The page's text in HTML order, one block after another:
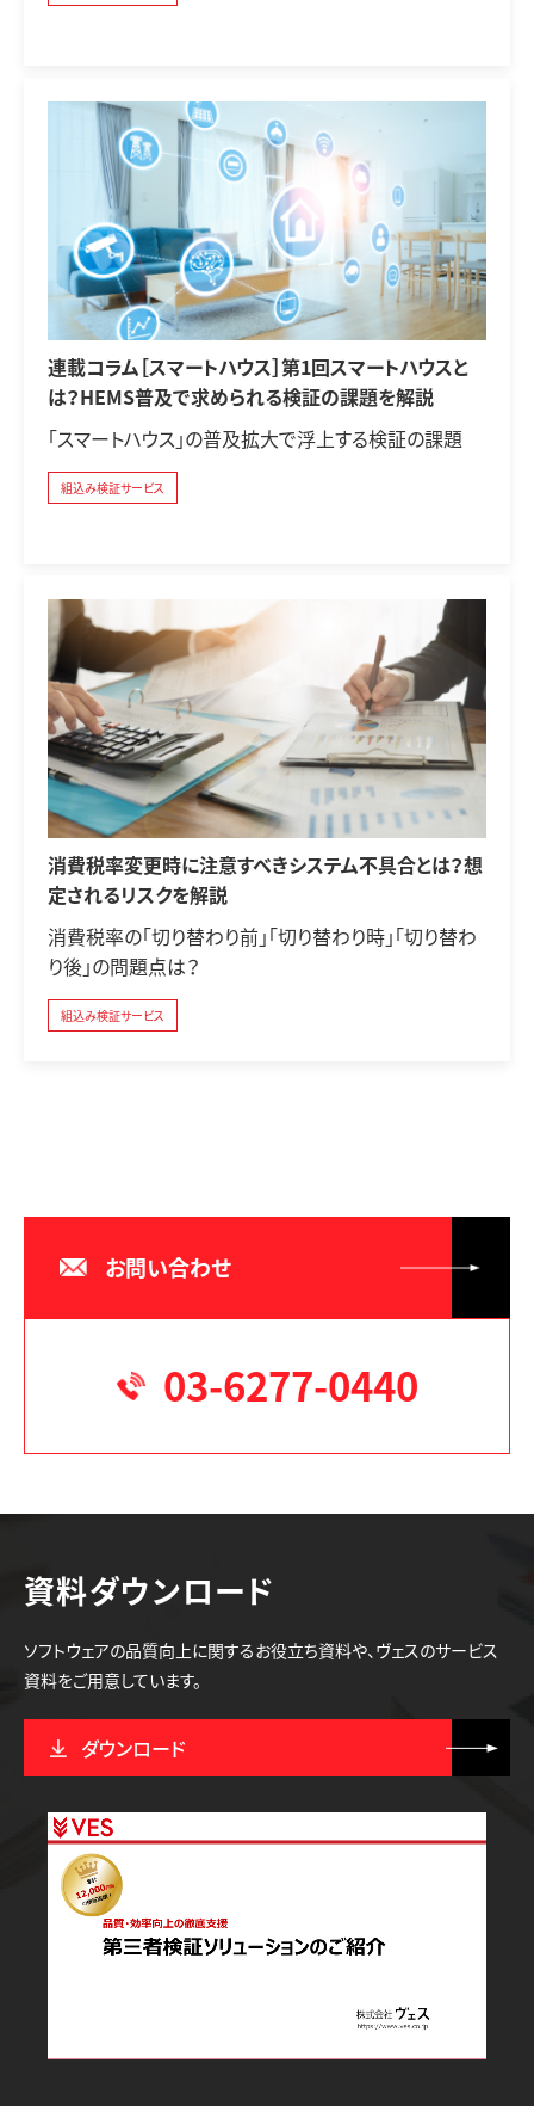
連載コラム［スマートハウス］第1回スマートハウスと
は？HEMS普及で求められる検証の課題を解説
「スマートハウス」の普及拡大で浮上する検証の課題
組込み検証サービス
消費税率変更時に注意すべきシステム不具合とは？想
定されるリスクを解説
消費税率の「切り替わり前」「切り替わり時」「切り替わ
り後」の問題点は？
組込み検証サービス
お問い合わせ
03-6277-0440
資料ダウンロード
ソフトウェアの品質向上に関するお役立ち資料や、ヴェスのサービス
資料をご用意しています。
ダウンロード